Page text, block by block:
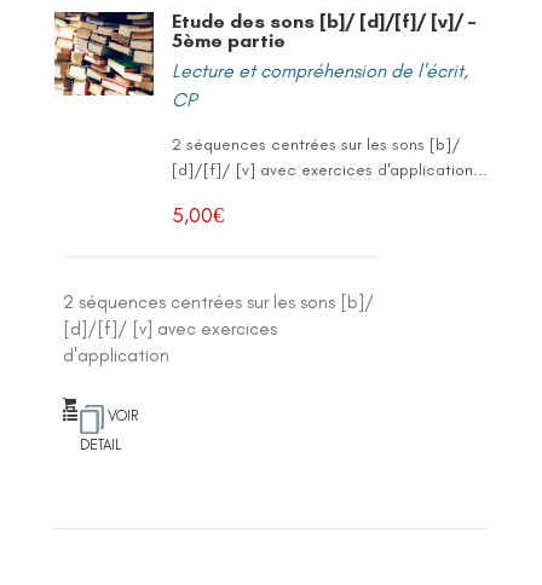
Etude des sons [b]/ [d]/[f]/ [v]/ –
5ème partie
Lecture et compréhension de l'écrit,
CP
2 séquences centrées sur les sons [b]/
[d]/[f]/ [v] avec exercices d'application...
5,00€
2 séquences centrées sur les sons [b]/
[d]/[f]/ [v] avec exercices
d'application
VOIR
DETAIL